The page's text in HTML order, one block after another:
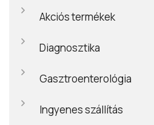
Akciós termékek
Diagnosztika
Gasztroenterológia
Ingyenes szállítás